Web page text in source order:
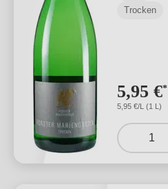
Trocken
5,95 €*
5,95 €/L (1 L)
1